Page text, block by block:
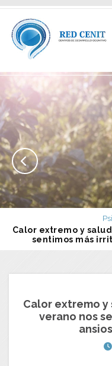
Calor extremo y
sentimos más
Calor extremo y
verano nos